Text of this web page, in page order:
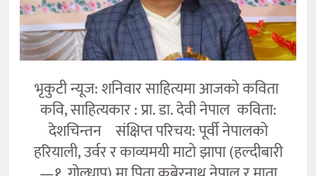
भृकुटी न्यूज: शनिवार साहित्यमा आजको कविता
कवि, साहित्यकार : प्रा. डा. देवी नेपाल कविता:
देशचिन्तन संक्षिप्त परिचय: पूर्वी नेपालको
हरियाली, उर्वर र काव्यमयी माटो झापा (हल्दीबारी